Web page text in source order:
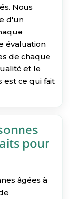
Nous
d'un
évaluation
de chaque
et le
est ce qui fait
pour
âgées à